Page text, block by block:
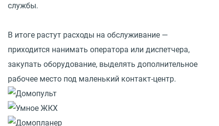
службы.
В итоге растут расходы на обслуживание —
приходится нанимать оператора или диспетчера,
закупать оборудование, выделять дополнительное
рабочее место под маленький контакт-центр.